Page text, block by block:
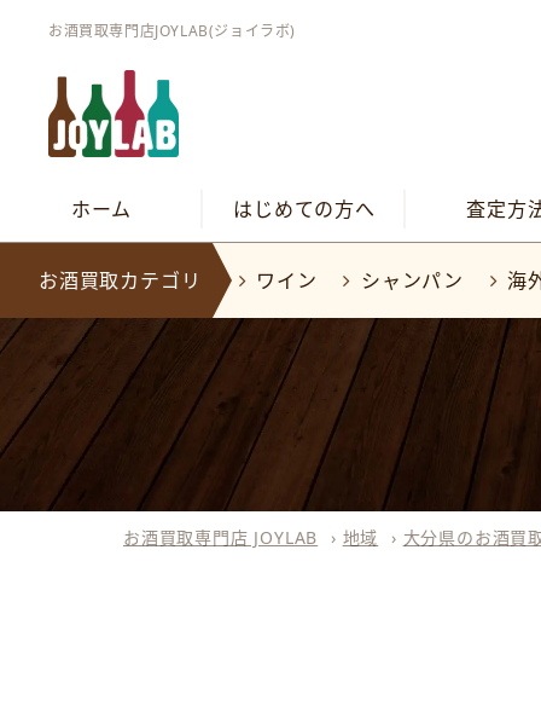
お酒買取専門店JOYLAB(ジョイラボ)
ホーム はじめての方へ 査定方
お酒買取カテゴリ ワイン シャンパン 海
お酒買取専門店 JOYLAB › 地域 › 大分県のお酒買